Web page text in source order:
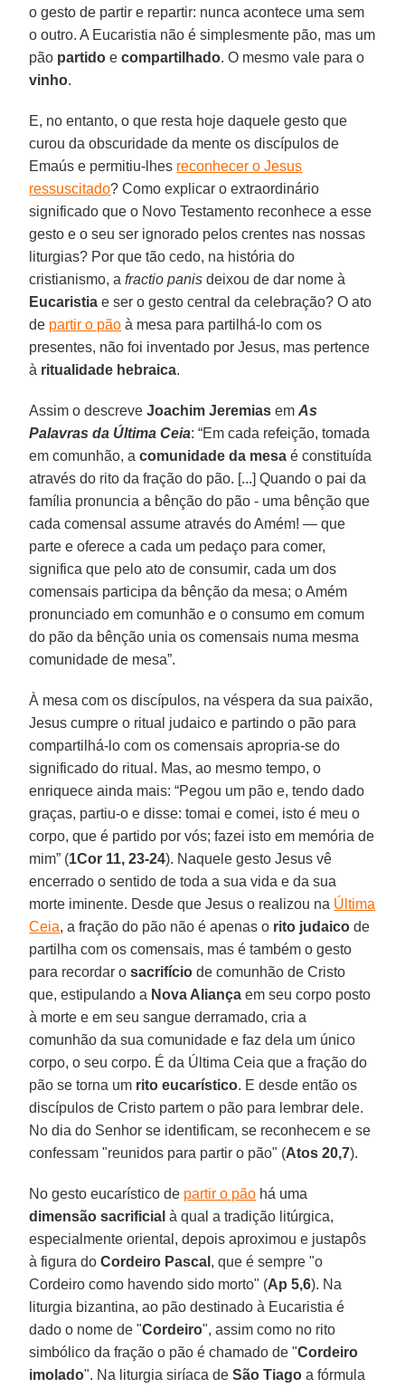
o gesto de partir e repartir: nunca acontece uma sem
o outro. A Eucaristia não é simplesmente pão, mas um
pão partido ecompartilhado. O mesmo vale para o
vinho.
E, no entanto, o que resta hoje daquele gesto que
curou da obscuridade da mente os discípulos de
Emaús e permitiu-lhes reconhecer o Jesus
ressuscitado? Como explicar o extraordinário
significado que o Novo Testamento reconhece a esse
gesto e o seu ser ignorado pelos crentes nas nossas
liturgias? Por que tão cedo, na história do
cristianismo, afractio panis deixou de dar nome à
Eucaristia e ser o gesto central da celebração? O ato
de partir o pão à mesa para partilhá-lo com os
presentes, não foi inventado por Jesus, mas pertence
à ritualidade hebraica.
Assim o descreveJoachim Jeremias emAs
Palavras da Última Ceia: “Em cada refeição, tomada
em comunhão, acomunidade da mesa é constituída
através do rito da fração do pão. [...] Quando o pai da
família pronuncia a bênção do pão - uma bênção que
cada comensal assume através do Amém! — que
parte e oferece a cada um pedaço para comer,
significa que pelo ato de consumir, cada um dos
comensais participa da bênção da mesa; o Amém
pronunciado em comunhão e o consumo em comum
do pão da bênção unia os comensais numa mesma
comunidade de mesa”.
À mesa com os discípulos, na véspera da sua paixão,
Jesus cumpre o ritual judaico e partindo o pão para
compartilhá-lo com os comensais apropria-se do
significado do ritual. Mas, ao mesmo tempo, o
enriquece ainda mais: “Pegou um pão e, tendo dado
graças, partiu-o e disse: tomai e comei, isto é meu o
corpo, que é partido por vós; fazei isto em memória de
mim” (1Cor 11, 23-24). Naquele gesto Jesus vê
encerrado o sentido de toda a sua vida e da sua
morte iminente. Desde que Jesus o realizou na Última
Ceia, a fração do pão não é apenas o rito judaico de
partilha com os comensais, mas é também o gesto
para recordar osacrifício de comunhão de Cristo
que, estipulando a Nova Aliança em seu corpo posto
à morte e em seu sangue derramado, cria a
comunhão da sua comunidade e faz dela um único
corpo, o seu corpo. É da Última Ceia que a fração do
pão se torna um rito eucarístico. E desde então os
discípulos de Cristo partem o pão para lembrar dele.
No dia do Senhor se identificam, se reconhecem e se
confessam "reunidos para partir o pão" (Atos 20,7).
No gesto eucarístico de partir o pão há uma
dimensão sacrificial à qual a tradição litúrgica,
especialmente oriental, depois aproximou e justapôs
à figura doCordeiro Pascal , que é sempre "o
Cordeiro como havendo sido morto" (Ap 5,6). Na
liturgia bizantina, ao pão destinado à Eucaristia é
dado o nome de "Cordeiro", assim como no rito
simbólico da fração o pão é chamado de "Cordeiro
imolado". Na liturgia siríaca deSão Tiago a fórmula